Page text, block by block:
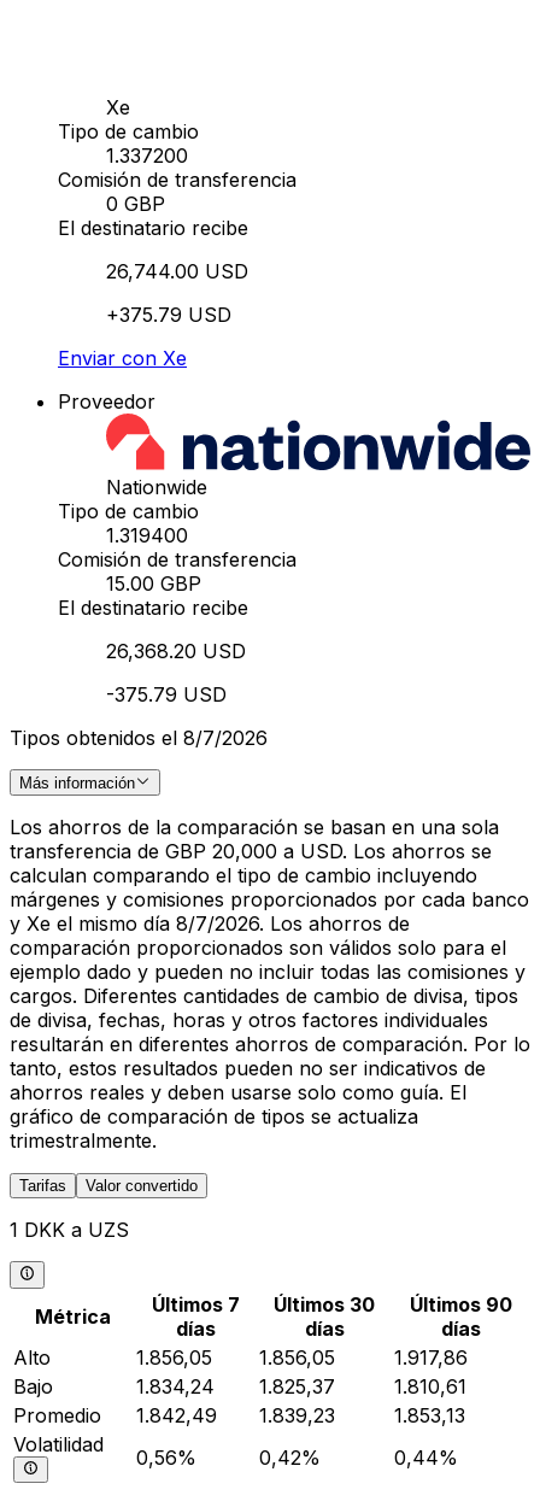
Xe
Tipo de cambio
1.337200
Comisión de transferencia
0 GBP
El destinatario recibe
26,744.00 USD
+375.79 USD
Enviar con Xe
Proveedor
Nationwide
Tipo de cambio
1.319400
Comisión de transferencia
15.00 GBP
El destinatario recibe
26,368.20 USD
-375.79 USD
Tipos obtenidos el 8/7/2026
Más información
Los ahorros de la comparación se basan en una sola
transferencia de GBP 20,000 a USD. Los ahorros se
calculan comparando el tipo de cambio incluyendo
márgenes y comisiones proporcionados por cada banco
y Xe el mismo día 8/7/2026. Los ahorros de
comparación proporcionados son válidos solo para el
ejemplo dado y pueden no incluir todas las comisiones y
cargos. Diferentes cantidades de cambio de divisa, tipos
de divisa, fechas, horas y otros factores individuales
resultarán en diferentes ahorros de comparación. Por lo
tanto, estos resultados pueden no ser indicativos de
ahorros reales y deben usarse solo como guía. El
gráfico de comparación de tipos se actualiza
trimestralmente.
Tarifas Valor convertido
1 DKK a UZS
Métrica
Últimos 7
días
Últimos 30
días
Últimos 90
días
Alto
1.856,05 1.856,05
1.917,86
Bajo
1.834,24 1.825,37
1.810,61
Promedio
1.842,49 1.839,23
1.853,13
Volatilidad
0,56% 0,42% 0,44%